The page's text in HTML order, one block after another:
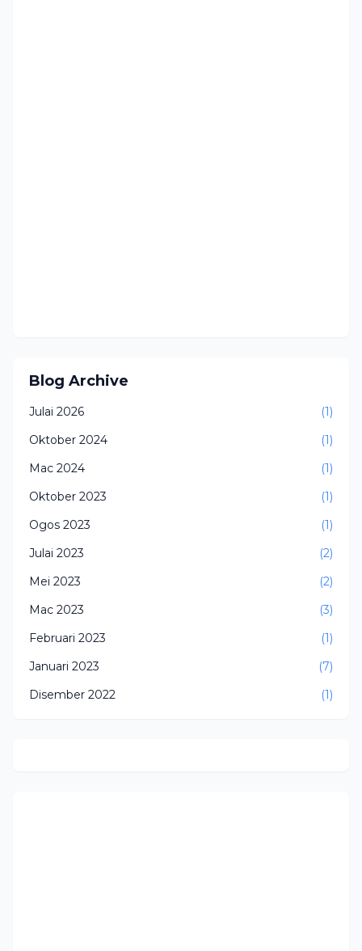
Blog Archive
Julai 2026
(1)
Oktober 2024
(1)
Mac 2024
(1)
Oktober 2023
(1)
Ogos 2023
(1)
Julai 2023
(2)
Mei 2023
(2)
Mac 2023
(3)
Februari 2023
(1)
Januari 2023
(7)
Disember 2022
(1)